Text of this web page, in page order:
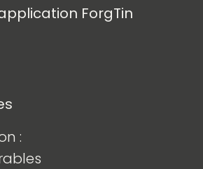
ForgTin
: